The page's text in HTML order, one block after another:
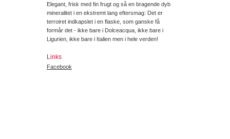
Elegant, frisk med fin frugt og så en bragende dyb
mineralitet i en ekstremt lang eftersmag: Det er
terroiret indkapslet i en flaske, som ganske få
formår det - ikke bare i Dolceacqua, ikke bare i
Ligurien, ikke bare i Italien men i hele verden!
Links
Facebook